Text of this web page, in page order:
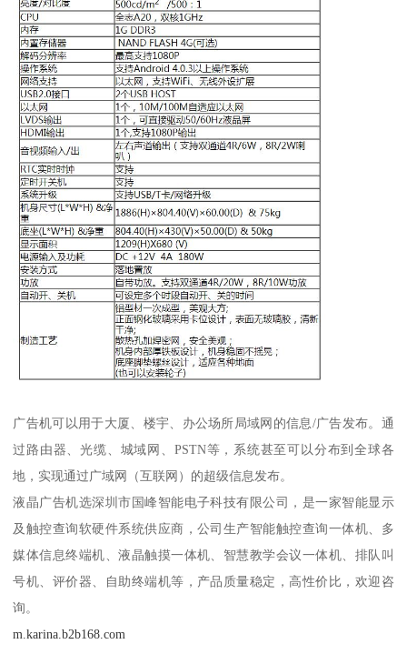
广告机可以用于大厦、楼宇、办公场所局域网的信息/广告发布。通
过路由器、光缆、城域网、PSTN等，系统甚至可以分布到全球各
地，实现通过广域网（互联网）的超级信息发布。
液晶广告机选深圳市国峰智能电子科技有限公司，是一家智能显示
及触控查询软硬件系统供应商，公司生产智能触控查询一体机、多
媒体信息终端机、液晶触摸一体机、智慧教学会议一体机、排队叫
号机、评价器、自助终端机等，产品质量稳定，高性价比，欢迎咨
询。
m.karina.b2b168.com